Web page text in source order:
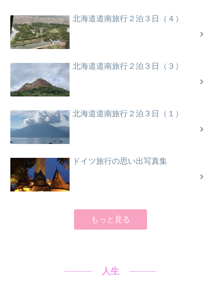
北海道道南旅行２泊３日（４）
北海道道南旅行２泊３日（３）
北海道道南旅行２泊３日（１）
ドイツ旅行の思い出写真集
もっと見る
人生